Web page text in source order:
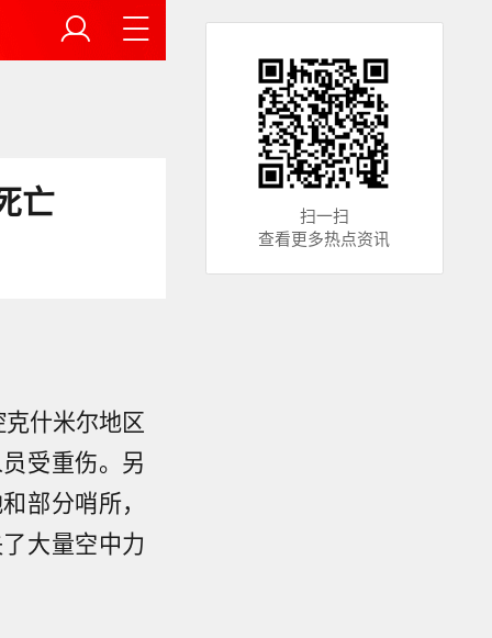
亡
什米尔地区
受重伤。另
部分哨所，
大量空中力
扫一扫
查看更多热点资讯